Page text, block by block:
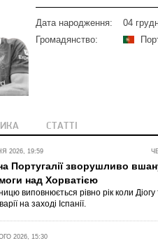
Дата народження:
04
Громадянство:
СТАТТІ
2026, 19:59
Португалії зворушливо
над Хорватією
виповнюється рівно рік коли
на заході Іспанії.
2026, 15:30